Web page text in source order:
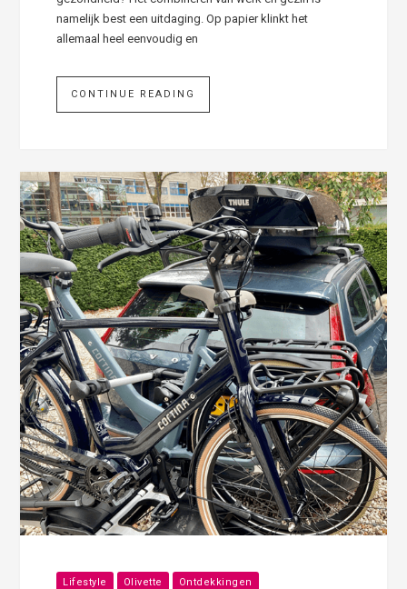
namelijk best een uitdaging. Op papier klinkt het
allemaal heel eenvoudig en
CONTINUE READING
Lifestyle Olivette Ontdekkingen